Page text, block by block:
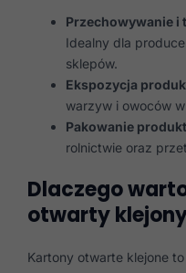
Przechowywanie
Idealny dla
sklepów.
Ekspozycja
warzyw i owoców
Pakowanie
rolnictwie oraz
Dlaczego
otwarty
Kartony otwarte klejone